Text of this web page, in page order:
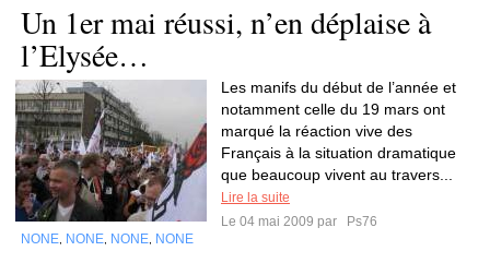
Un 1er mai réussi, n’en déplaise à
l’Elysée…
Les manifs du début de l’année et
notamment celle du 19 mars ont
marqué la réaction vive des
Français à la situation dramatique
que beaucoup vivent au travers...
Lire la suite
Le 04 mai 2009 par
Ps76
NONE NONE NONE NONE